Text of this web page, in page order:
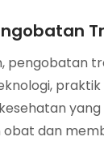
pengobatan
dan